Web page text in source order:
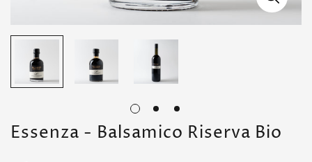
Essenza - Balsamico Riserva Bio